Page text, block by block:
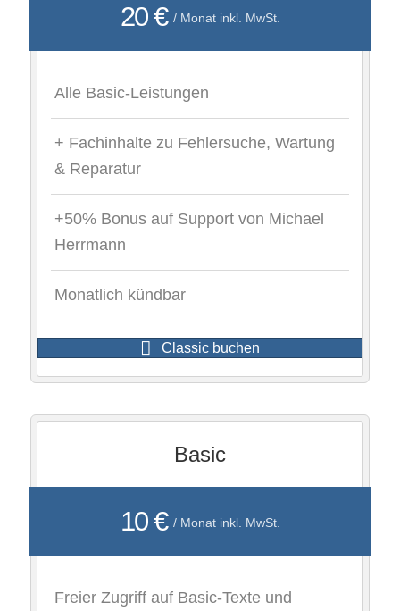
20 € / Monat inkl. MwSt.
Alle Basic-Leistungen
+ Fachinhalte zu Fehlersuche, Wartung
& Reparatur
+50% Bonus auf Support von Michael
Herrmann
Monatlich kündbar
Classic buchen
Basic
10 € / Monat inkl. MwSt.
Freier Zugriff auf Basic-Texte und